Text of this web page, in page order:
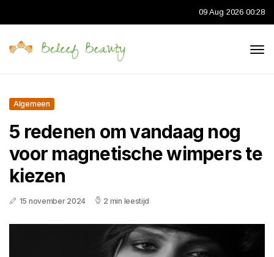
09 Aug 2026 00:28
Algemeen
5 redenen om vandaag nog
voor magnetische wimpers te
kiezen
15 november 2024 2 min leestijd